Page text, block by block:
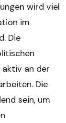
wird viel
im
Die
an der
Die
sein, um